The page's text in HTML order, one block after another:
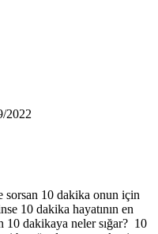
2022
sorsan 10 dakika onun için
10 dakika hayatının en
10 dakikaya neler sığar? 10